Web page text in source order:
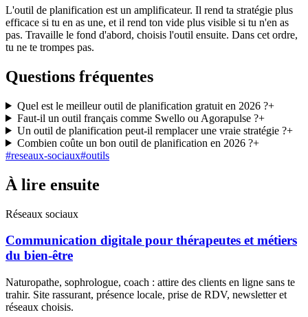
L'outil de planification est un amplificateur. Il rend ta stratégie plus
efficace si tu en as une, et il rend ton vide plus visible si tu n'en as
pas. Travaille le fond d'abord, choisis l'outil ensuite. Dans cet ordre,
tu ne te trompes pas.
Questions fréquentes
Quel est le meilleur outil de planification gratuit en 2026 ?+
Faut-il un outil français comme Swello ou Agorapulse ?+
Un outil de planification peut-il remplacer une vraie stratégie ?+
Combien coûte un bon outil de planification en 2026 ?+
#reseaux-sociaux#outils
À lire ensuite
Réseaux sociaux
Communication digitale pour thérapeutes et métiers
du bien-être
Naturopathe, sophrologue, coach : attire des clients en ligne sans te
trahir. Site rassurant, présence locale, prise de RDV, newsletter et
réseaux choisis.